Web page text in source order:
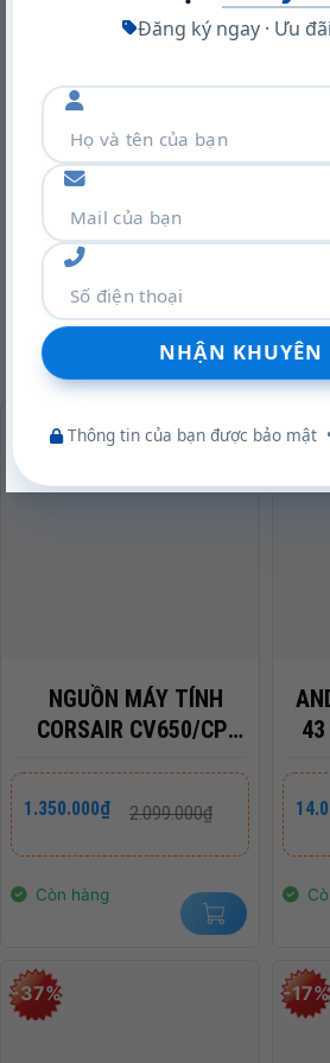
Đăng ký ngay · Ưu
Thông tin của bạn được bảo mật •
Card màn hình NVIDIA RTX A400:
giá ưu đãi
22/06/2026
SẢN PHẨM TƯƠNG TỰ
-36%
NGUỒN MÁY TÍNH
CORSAIR CV650/CP-
2.099.000₫
Giá
gốc
2.099.000₫.
1.350.000₫
Giá
hiện
là:
Còn hàng
-36%
Giá
gốc
Giá
hiện
là:
-37% -17%